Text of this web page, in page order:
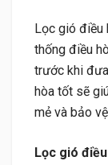
Lọc gió điều
thống điều
trước khi
hòa tốt sẽ
mẻ và bảo
Lọc gió